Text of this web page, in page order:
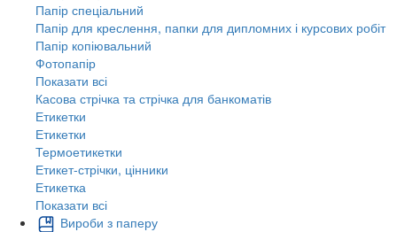
Папір спеціальний
Папір для креслення, папки для дипломних і курсових робіт
Папір копіювальний
Фотопапір
Показати всі
Касова стрічка та стрічка для банкоматів
Етикетки
Етикетки
Термоетикетки
Етикет-стрічки, цінники
Етикетка
Показати всі
Вироби з паперу